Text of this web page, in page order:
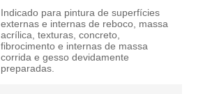
Indicado para pintura de superfícies
externas e internas de reboco, massa
acrílica, texturas, concreto,
fibrocimento e internas de massa
corrida e gesso devidamente
preparadas.